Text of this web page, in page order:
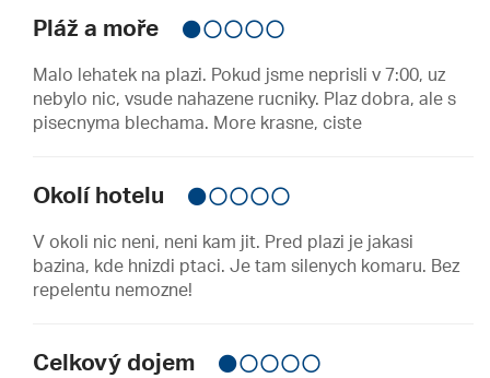
Pláž a moře
Malo lehatek na plazi. Pokud jsme neprisli v 7:00, uz
nebylo nic, vsude nahazene rucniky. Plaz dobra, ale s
pisecnyma blechama. More krasne, ciste
Okolí hotelu
V okoli nic neni, neni kam jit. Pred plazi je jakasi
bazina, kde hnizdi ptaci. Je tam silenych komaru. Bez
repelentu nemozne!
Celkový dojem